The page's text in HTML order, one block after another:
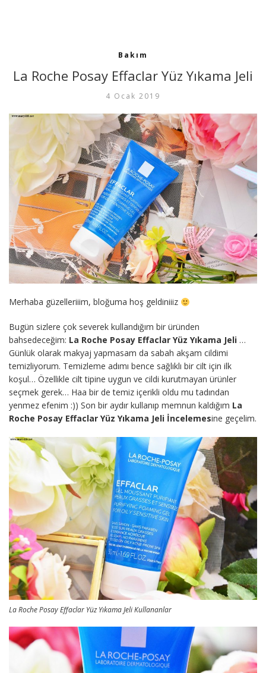
Bakım
La Roche Posay Effaclar Yüz Yıkama Jeli
4 Ocak 2019
Merhaba güzelleriiim, bloğuma hoş geldiniiiz
Bugün sizlere çok severek kullandığım bir üründen
bahsedeceğim: La Roche Posay Effaclar Yüz Yıkama Jeli …
Günlük olarak makyaj yapmasam da sabah akşam cildimi
temizliyorum. Temizleme adımı bence sağlıklı bir cilt için ilk
koşul… Özellikle cilt tipine uygun ve cildi kurutmayan ürünler
seçmek gerek… Haa bir de temiz içerikli oldu mu tadından
yenmez efenim :)) Son bir aydır kullanıp memnun kaldığım La
Roche Posay Effaclar Yüz Yıkama Jeli İncelemesine geçelim.
La Roche Posay Effaclar Yüz Yıkama Jeli Kullananlar